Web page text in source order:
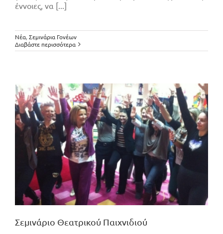
έννοιες, να [...]
Νέα, Σεμινάρια Γονέων
Διαβάστε περισσότερα
Σεμινάριο Θεατρικού Παιχνιδιού
Σεμινάριο Θεατρικού Παιχνιδιού